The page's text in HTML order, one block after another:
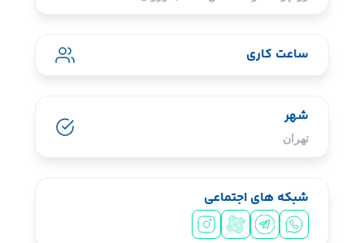
ساعت کاری
شهر
تهران
شبکه های اجتماعی
سیشب یسبشی